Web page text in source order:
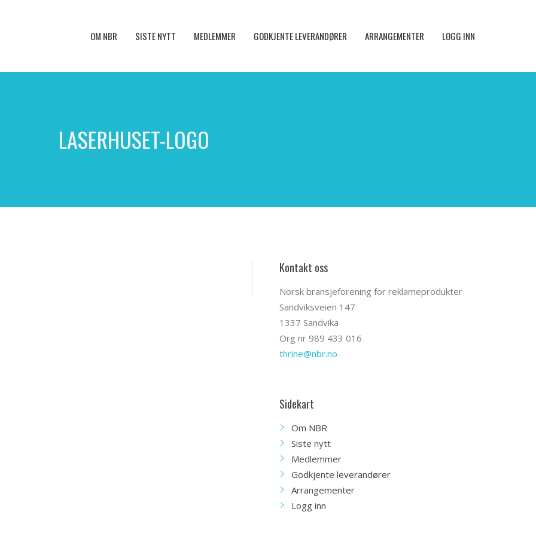
OM NBR SISTE NYTT MEDLEMMER GODKJENTE LEVERANDØRER ARRANGEMENTER LOGG INN
LASERHUSET-LOGO
Kontakt oss
Norsk bransjeforening for reklameprodukter
Sandviksveien 147
1337 Sandvika
Org nr 989 433 016
thrine@nbr.no
Sidekart
Om NBR
Siste nytt
Medlemmer
Godkjente leverandører
Arrangementer
Logg inn